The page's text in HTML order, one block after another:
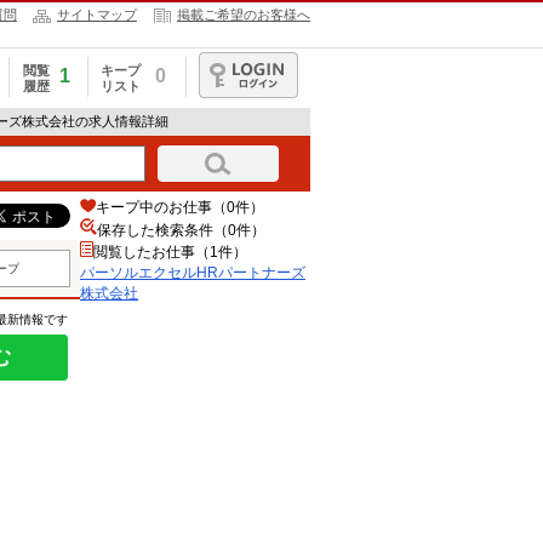
問 サイトマップ 掲載ご希望のお客様へ
閲覧
履歴
1
キープ
リスト
0
ログイン
ズ株式会社の求人情報詳細
プ
新情報です
キープ中のお仕事（0件）
保存した検索条件（0件）
閲覧したお仕事（1件）
パーソルエクセルHRパートナーズ
株式会社